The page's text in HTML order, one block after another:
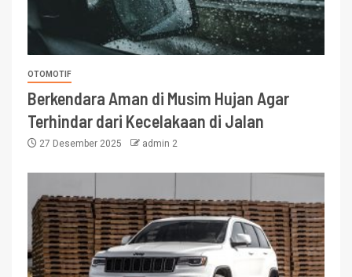
OTOMOTIF
Berkendara Aman di Musim Hujan Agar
Terhindar dari Kecelakaan di Jalan
27 Desember 2025 admin 2